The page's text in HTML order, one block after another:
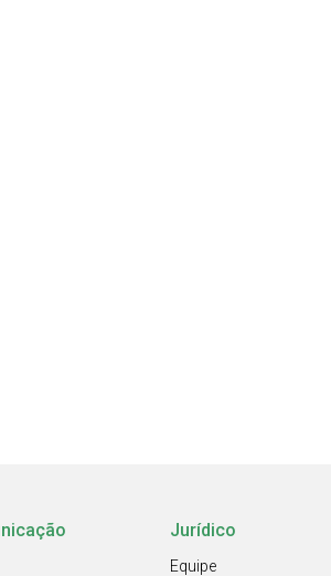
Jurídico
Equipe